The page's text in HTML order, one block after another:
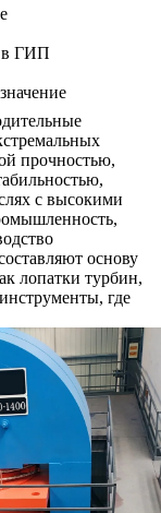
в ГИП
прочностью,
с высокими
,
основу
лопатки турбин,
где